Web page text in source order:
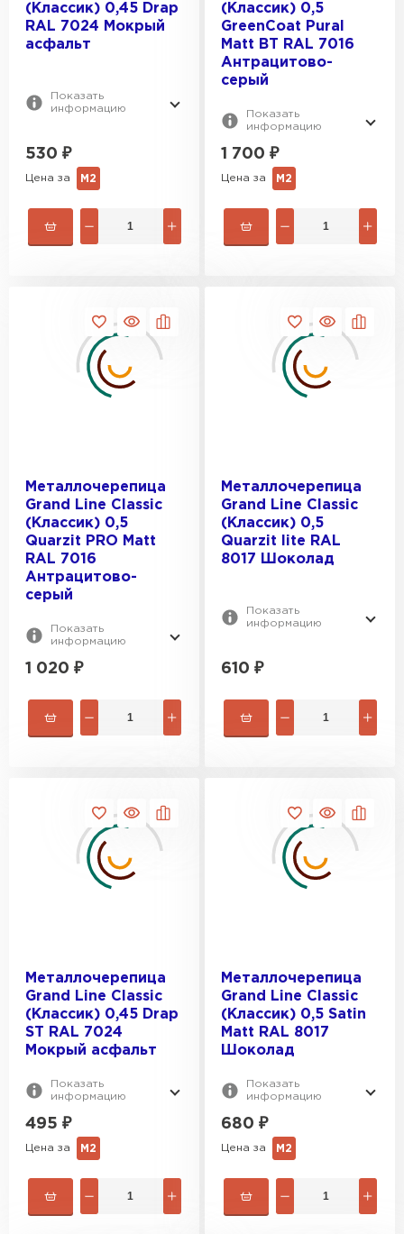
(Классик) 0,45 Drap
RAL 7024 Мокрый
асфальт
Показать
информацию
530 ₽
Цена за М2
(Классик) 0,5
GreenCoat Pural
Matt BT RAL 7016
Антрацитово-
серый
Показать
информацию
1 700 ₽
Цена за М2
Металлочерепица
Grand Line Classic
(Классик) 0,5
Quarzit PRO Matt
RAL 7016
Антрацитово-
серый
Показать
информацию
1 020 ₽
Металлочерепица
Grand Line Classic
(Классик) 0,5
Quarzit lite RAL
8017 Шоколад
Показать
информацию
610 ₽
Металлочерепица
Grand Line Classic
(Классик) 0,45 Drap
ST RAL 7024
Мокрый асфальт
Показать
информацию
495 ₽
Цена за М2
Металлочерепица
Grand Line Classic
(Классик) 0,5 Satin
Мatt RAL 8017
Шоколад
Показать
информацию
680 ₽
Цена за М2
Ондулин